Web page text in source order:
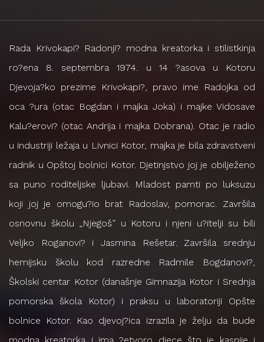
Rada Krivokapi? Radonji? modna kreatorka i stilistkinja
ro?ena 8. septembra 1974. u 14 ?asova u Kotoru
Djevoja?ko prezime Krivokapi?, pravo ime Radojka od
oca ?ura (otac Bogdan i majka Joka) i majke Vidosave
Kalu?erovi? (otac Andrija i majka Dobrana). Otac je radio
u industriji ležaja u Livnici Kotor, majka je bila zdravstveni
radnik u Opštoj bolnici Kotor. Djetinjstvo joj je obilježeno
sa puno roditeljske ljubavi. Mladost pamti po luksuzu
koji joj je omogu?io brat Radoslav, pomorac. Završila
osnovnu školu „Njegoš” u Kotoru i njeni u?itelji su bili
Veljko Roganovi? i Jasmina Rešetar. Završila srednju
hemijsku školu kod razredne Radmile Bogdanovi?,
Školski centar Kotor (današnje Gimnazija Kotor i Srednja
pomorska škola Kotor) i praksu u laboratoriji Opšte
bolnice Kotor. Kao djevoj?ica izrazila je želju da bude
modna kreatorka i ima ?etvoro djece što je kasnije i